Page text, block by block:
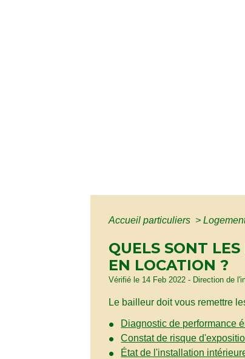
Accueil particuliers >
QUELS SONT
EN LOCATION ?
Vérifié le 14 Feb 2022 - Direction de
Le bailleur doit vous remettre
Diagnostic de performance
Constat de risque
État de l'installation